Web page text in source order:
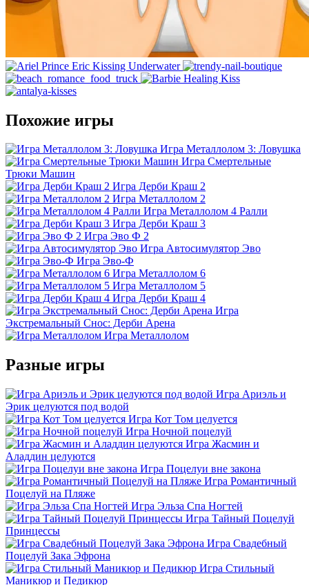
Похожие игры
Игра Металлолом 3: Ловушка
Игра Смертельные
Трюки Машин
Игра Дерби Краш 2
Игра Металлолом 2
Игра Металлолом 4 Ралли
Игра Дерби Краш 3
Игра Эво Ф 2
Игра Автосимулятор Эво
Игра Эво-Ф
Игра Металлолом 6
Игра Металлолом 5
Игра Дерби Краш 4
Игра
Экстремальный Снос: Дерби Арена
Игра Металлолом
Разные игры
Игра Ариэль и
Эрик целуются под водой
Игра Кот Том целуется
Игра Ночной поцелуй
Игра Жасмин и
Аладдин целуются
Игра Поцелуи вне закона
Игра Романтичный
Поцелуй на Пляже
Игра Эльза Спа Ногтей
Игра Тайный Поцелуй
Принцессы
Игра Свадебный
Поцелуй Зака Эфрона
Игра Стильный
Маникюр и Педикюр